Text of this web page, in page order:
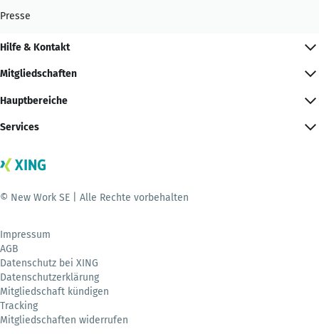
Presse
Hilfe & Kontakt
Mitgliedschaften
Hauptbereiche
Services
© New Work SE | Alle Rechte vorbehalten
Impressum
AGB
Datenschutz bei XING
Datenschutzerklärung
Mitgliedschaft kündigen
Tracking
Mitgliedschaften widerrufen